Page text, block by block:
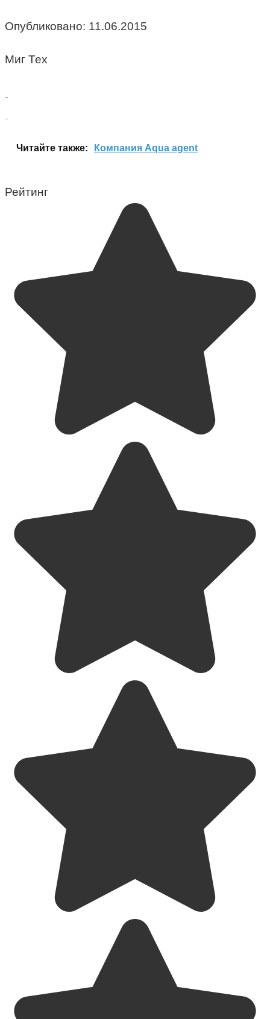
Опубликовано: 11.06.2015
Миг Тех
Читайте также: Компания Aqua agent
Рейтинг